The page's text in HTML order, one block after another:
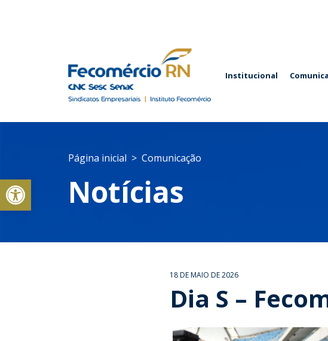
Abrir a barra de ferramentas
Institucional
Página inicial Comunicação
Notícias
18 DE MAIO DE 2026
Dia S –